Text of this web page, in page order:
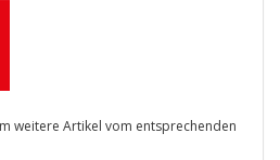
weitere Artikel vom entsprechenden